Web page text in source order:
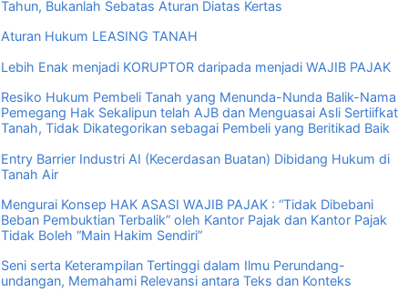
Tahun, Bukanlah Sebatas Aturan Diatas Kertas
Aturan Hukum LEASING TANAH
Lebih Enak menjadi KORUPTOR daripada menjadi WAJIB PAJAK
Resiko Hukum Pembeli Tanah yang Menunda-Nunda Balik-Nama
Pemegang Hak Sekalipun telah AJB dan Menguasai Asli Sertiifkat
Tanah, Tidak Dikategorikan sebagai Pembeli yang Beritikad Baik
Entry Barrier Industri AI (Kecerdasan Buatan) Dibidang Hukum di
Tanah Air
Mengurai Konsep HAK ASASI WAJIB PAJAK : “Tidak Dibebani
Beban Pembuktian Terbalik” oleh Kantor Pajak dan Kantor Pajak
Tidak Boleh “Main Hakim Sendiri”
Seni serta Keterampilan Tertinggi dalam Ilmu Perundang-
undangan, Memahami Relevansi antara Teks dan Konteks